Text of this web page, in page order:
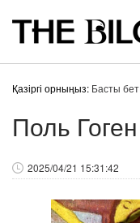
Қазіргі орныңыз: Басты бет
Поль Гоген
2025/04/21 15:31:42